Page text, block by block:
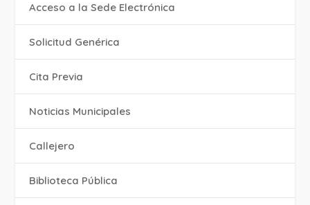
Acceso a la Sede Electrónica
Solicitud Genérica
Cita Previa
‎Noticias Municipales
Callejero
Biblioteca Pública